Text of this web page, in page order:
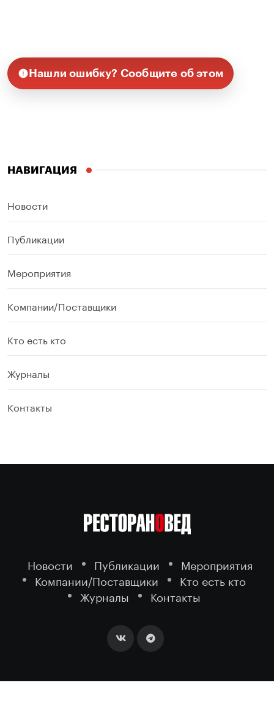
Нашли ошибку? Сообщите об этом
НАВИГАЦИЯ
Новости
Публикации
Мероприятия
Компании/Поставщики
Кто есть кто
Журналы
Контакты
Новости Публикации
Мероприятия
Компании/Поставщики
Кто есть кто
Журналы
Контакты